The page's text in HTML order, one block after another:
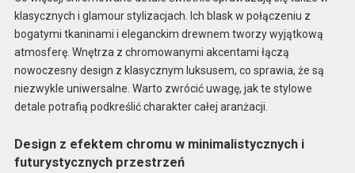
klasycznych i glamour stylizacjach. Ich blask w połączeniu z
bogatymi tkaninami i eleganckim drewnem tworzy wyjątkową
atmosferę. Wnętrza z chromowanymi akcentami łączą
nowoczesny design z klasycznym luksusem, co sprawia, że są
niezwykle uniwersalne. Warto zwrócić uwagę, jak te stylowe
detale potrafią podkreślić charakter całej aranżacji.
Design z efektem chromu w minimalistycznych i
futurystycznych przestrzeń